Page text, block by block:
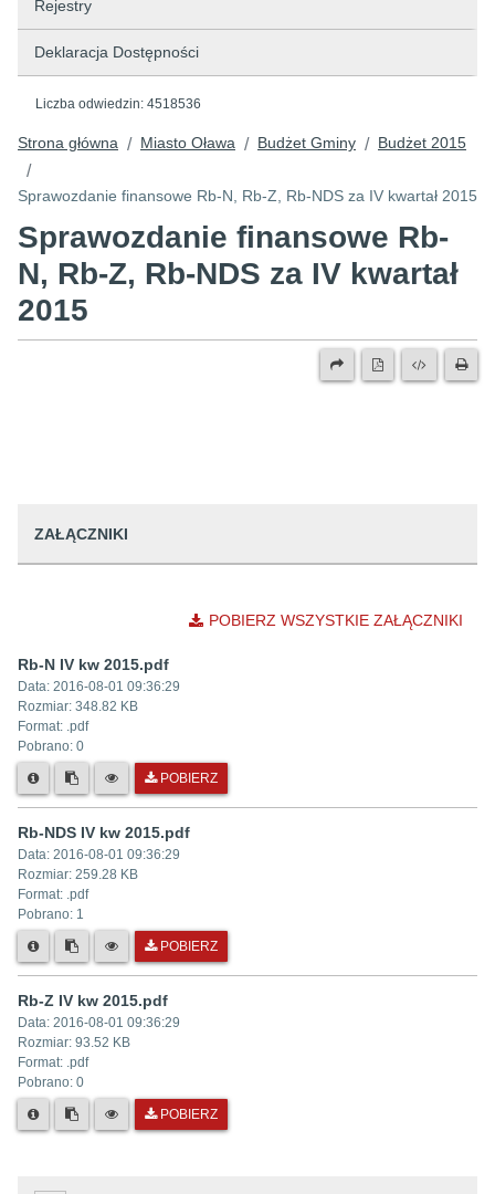
Rejestry
Deklaracja Dostępności
Liczba odwiedzin: 4518536
Strona główna / Miasto Oława / Budżet Gminy / Budżet 2015
/
Sprawozdanie finansowe Rb-N, Rb-Z, Rb-NDS za IV kwartał 2015
Sprawozdanie finansowe Rb-
N, Rb-Z, Rb-NDS za IV kwartał
2015
ZAŁĄCZNIKI
POBIERZ WSZYSTKIE ZAŁĄCZNIKI
Rb-N IV kw 2015.pdf
Data: 2016-08-01 09:36:29
Rozmiar: 348.82 KB
Format: .pdf
Pobrano: 0
POBIERZ
Rb-NDS IV kw 2015.pdf
Data: 2016-08-01 09:36:29
Rozmiar: 259.28 KB
Format: .pdf
Pobrano: 1
POBIERZ
Rb-Z IV kw 2015.pdf
Data: 2016-08-01 09:36:29
Rozmiar: 93.52 KB
Format: .pdf
Pobrano: 0
POBIERZ